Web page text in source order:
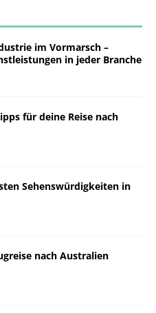
im Vormarsch –
in jeder Branche
für deine Reise nach
Sehenswürdigkeiten in
nach Australien